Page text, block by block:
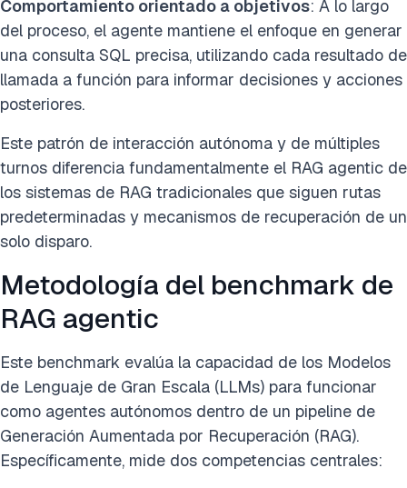
Comportamiento orientado a objetivos: A lo largo
del proceso, el agente mantiene el enfoque en generar
una consulta SQL precisa, utilizando cada resultado de
llamada a función para informar decisiones y acciones
posteriores.
Este patrón de interacción autónoma y de múltiples
turnos diferencia fundamentalmente el RAG agentic de
los sistemas de RAG tradicionales que siguen rutas
predeterminadas y mecanismos de recuperación de un
solo disparo.
Metodología del benchmark de
RAG agentic
Este benchmark evalúa la capacidad de los Modelos
de Lenguaje de Gran Escala (LLMs) para funcionar
como agentes autónomos dentro de un pipeline de
Generación Aumentada por Recuperación (RAG).
Específicamente, mide dos competencias centrales: